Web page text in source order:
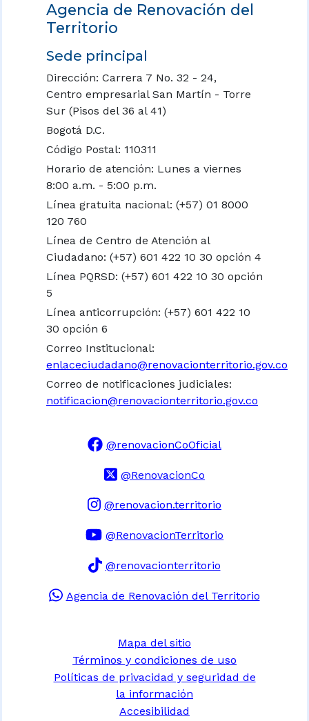
Agencia de Renovación del
Territorio
Sede principal
Dirección: Carrera 7 No. 32 - 24,
Centro empresarial San Martín - Torre
Sur (Pisos del 36 al 41)
Bogotá D.C.
Código Postal: 110311
Horario de atención: Lunes a viernes
8:00 a.m. - 5:00 p.m.
Línea gratuita nacional: (+57) 01 8000
120 760
Línea de Centro de Atención al
Ciudadano: (+57) 601 422 10 30 opción 4
Línea PQRSD: (+57) 601 422 10 30 opción
5
Línea anticorrupción: (+57) 601 422 10
30 opción 6
Correo Institucional:
enlaceciudadano@renovacionterritorio.gov.co
Correo de notificaciones judiciales:
notificacion@renovacionterritorio.gov.co
@renovacionCoOficial
@RenovacionCo
@renovacion.territorio
@RenovacionTerritorio
@renovacionterritorio
Agencia de Renovación del Territorio
Mapa del sitio
Términos y condiciones de uso
Políticas de privacidad y seguridad de
la información
Accesibilidad